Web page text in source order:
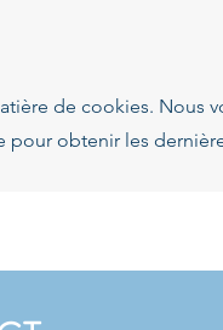
de cookies. Nous
pour obtenir les